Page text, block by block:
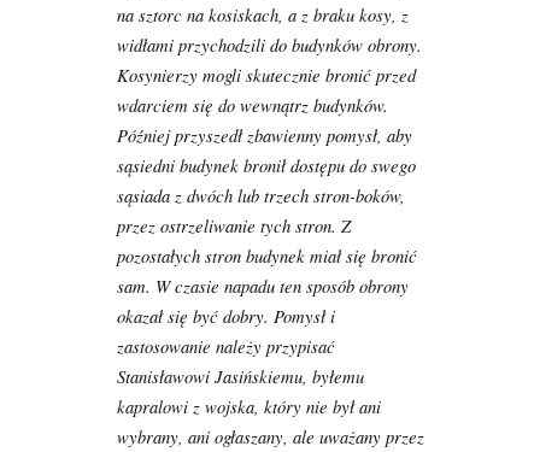
na sztorc na kosiskach, a z braku kosy, z
widłami przychodzili do budynków obrony.
Kosynierzy mogli skutecznie bronić przed
wdarciem się do wewnątrz budynków.
Później przyszedł zbawienny pomysł, aby
sąsiedni budynek bronił dostępu do swego
sąsiada z dwóch lub trzech stron-boków,
przez ostrzeliwanie tych stron. Z
pozostałych stron budynek miał się bronić
sam. W czasie napadu ten sposób obrony
okazał się być dobry. Pomysł i
zastosowanie należy przypisać
Stanisławowi Jasińskiemu, byłemu
kapralowi z wojska, który nie był ani
wybrany, ani ogłaszany, ale uważany przez